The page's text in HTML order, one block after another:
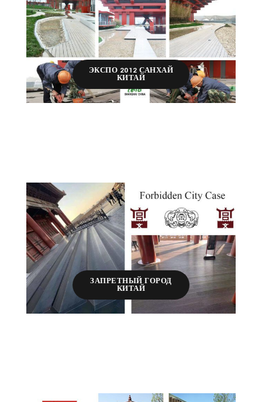
ЭКСПО 2012 САНХАЙ
КИТАЙ
ЗАПРЕТНЫЙ ГОРОД
КИТАЙ